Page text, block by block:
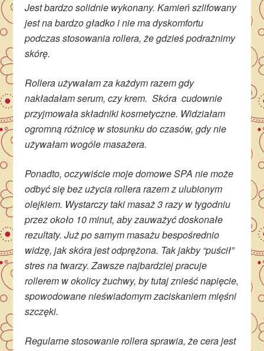
Jest bardzo solidnie wykonany. Kamień szlifowany
jest na bardzo gładko i nie ma dyskomfortu
podczas stosowania rollera, że gdzieś podrażnimy
skórę.
Rollera używałam za każdym razem gdy
nakładałam serum, czy krem. Skóra cudownie
przyjmowała składniki kosmetyczne. Widziałam
ogromną różnicę w stosunku do czasów, gdy nie
używałam wogóle masażera.
Ponadto, oczywiście moje domowe SPA nie może
odbyć się bez użycia rollera razem z ulubionym
olejkiem. Wystarczy taki masaż 3 razy w tygodniu
przez około 10 minut, aby zauważyć doskonałe
rezultaty. Już po samym masażu bespośrednio
widzę, jak skóra jest odprężona. Tak jakby “puścił”
stres na twarzy. Zawsze najbardziej pracuje
rollerem w okolicy żuchwy, by tutaj znieść napięcie,
spowodowane nieświadomym zaciskaniem mięśni
szczęki.
Regularne stosowanie rollera sprawia, że cera jest